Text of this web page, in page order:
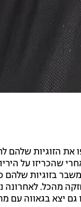
יחד והפכו לזוג באופן פומבי במרץ 2023, כשחשפו את
שהכריזו על
הפכו להורים לבן משותף, ובנובמבר 2024 דווח על
מהכל. לאחרונה
גם יצא בגאווה עם